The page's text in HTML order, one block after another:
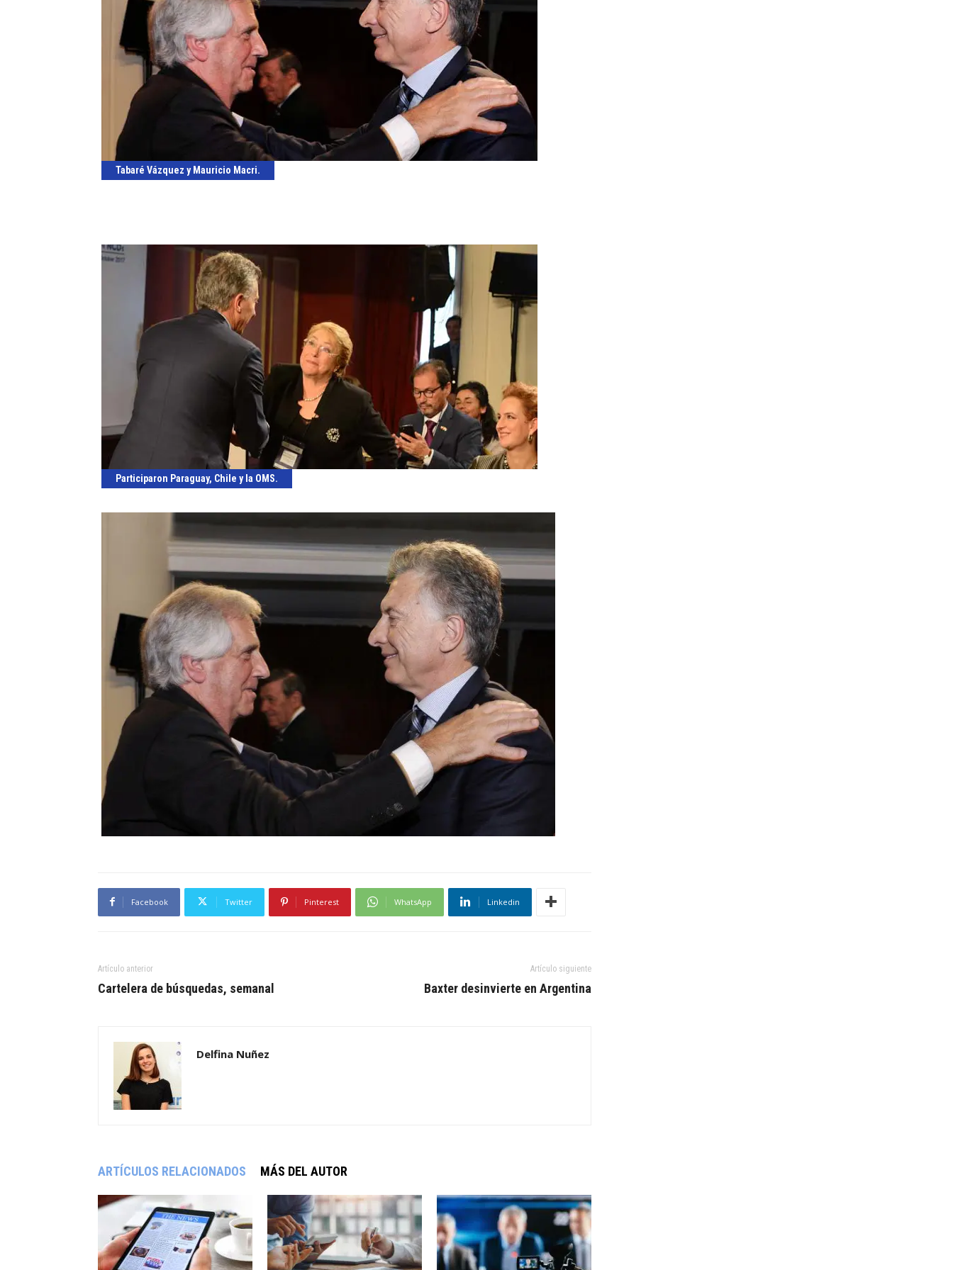
Tabaré Vázquez y Mauricio Macri.
Participaron Paraguay, Chile y la OMS.
Facebook Twitter Pinterest WhatsApp Linkedin
Artículo anterior
Cartelera de búsquedas, semanal
Artículo siguiente
Baxter desinvierte en Argentina
Delfina Nuñez
ARTÍCULOS RELACIONADOS MÁS DEL AUTOR